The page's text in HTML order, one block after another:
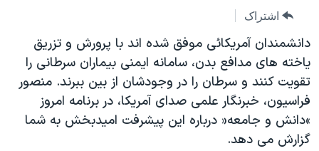
صفحه
اصلی
جهش
به
جستجو
آمریکا
جهان
ورزشی
گزیده‌ها
ویژه برنامه‌ها
ویدیوها
جدول برنامه ها
صفحه‌های ویژه
جام جهانی ۲۰۲۶
عملیات خشم حماسی
۲۵۰سالگی آمریکا
بایگانی برنامه‌های تلویزیونی
فرکانس‌های صدای آمریکا
پخش رادیویی
یادگیری زبان انگلیسی
اشتراک
دانشمندان آمريکائی موفق شده اند با پرورش و تزريق
ياخته های مدافع بدن، سامانه ايمنی بيماران سرطانی را
تقويت کنند و سرطان را در وجودشان از بين ببرند. منصور
فراسيون، خبرنگار علمی صدای آمريکا، در برنامه امروز
»دانش و جامعه« درباره اين پيشرفت اميدبخش به شما
گزارش می دهد.